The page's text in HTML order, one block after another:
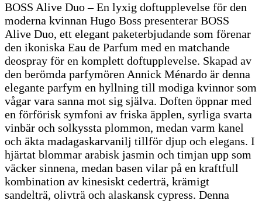
BOSS Alive Duo – En lyxig doftupplevelse för den
moderna kvinnan Hugo Boss presenterar BOSS
Alive Duo, ett elegant paketerbjudande som förenar
den ikoniska Eau de Parfum med en matchande
deospray för en komplett doftupplevelse. Skapad av
den berömda parfymören Annick Ménardo är denna
elegante parfym en hyllning till modiga kvinnor som
vågar vara sanna mot sig själva. Doften öppnar med
en förförisk symfoni av friska äpplen, syrliga svarta
vinbär och solkyssta plommon, medan varm kanel
och äkta madagaskarvanilj tillför djup och elegans. I
hjärtat blommar arabisk jasmin och timjan upp som
väcker sinnena, medan basen vilar på en kraftfull
kombination av kinesiskt cederträ, krämigt
sandelträ, olivträ och alaskansk cypress. Denna